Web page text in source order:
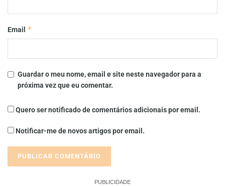
Email *
Guardar o meu nome, email e site neste navegador para a
próxima vez que eu comentar.
Quero ser notificado de comentários adicionais por email.
Notificar-me de novos artigos por email.
PUBLICIDADE